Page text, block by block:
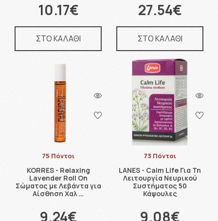
10.17€
ΣΤΟ ΚΑΛΑΘΙ
27.54€
ΣΤΟ ΚΑΛΑΘΙ
75 Πόντοι
KORRES - Relaxing
Lavender Roll On
Σώματος με Λεβάντα για
Αίσθηση Χαλ …
9.24€
73 Πόντοι
LANES - Calm Life Για Τη
Λειτουργία Νευρικού
Συστήματος 50
Κάψουλες
9.08€